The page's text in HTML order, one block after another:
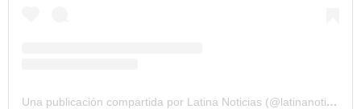
Una publicación compartida por Latina Noticias (@latinanoticias.pe)